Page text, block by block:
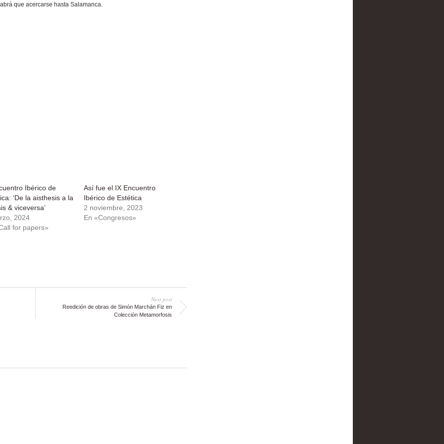
que acercarse hasta Salamanca.
Ibérico de
‘De la aisthesis a la
& viceversa’
2024
for papers»
Así fue el IX Encuentro
Ibérico de Estética
2 noviembre, 2023
En «Congresos»
Next post
Reedición de obras de Simón Marchán Fiz en
Colección Metamorfosis